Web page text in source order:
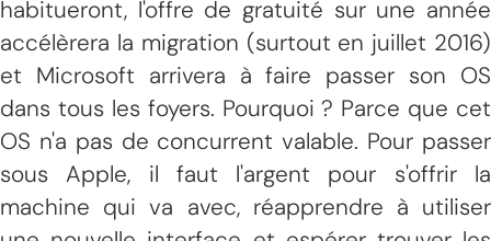
habitueront, l'offre de gratuité sur une année
accélèrera la migration (surtout en juillet 2016)
et Microsoft arrivera à faire passer son OS
dans tous les foyers. Pourquoi ? Parce que cet
OS n'a pas de concurrent valable. Pour passer
sous Apple, il faut l'argent pour s'offrir la
machine qui va avec, réapprendre à utiliser